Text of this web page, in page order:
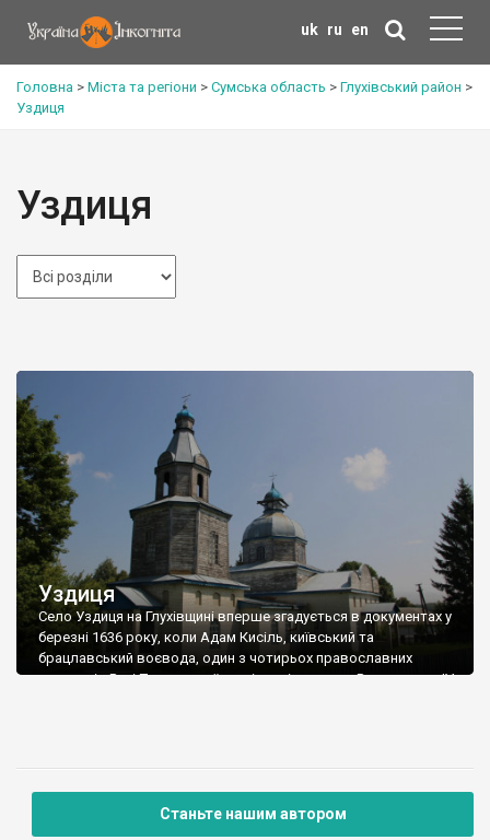
uk ru en
Головна > Міста та регіони > Сумська область > Глухівський район >
Уздиця
Уздиця
Уздиця
Село Уздиця на Глухівщині вперше згадується в документах у
березні 1636 року, коли Адам Кисіль, київський та
брацлавський воєвода, один з чотирьох православних
сенаторів Речі Посполитої, домігся від короля Владислава IV
Станьте нашим автором